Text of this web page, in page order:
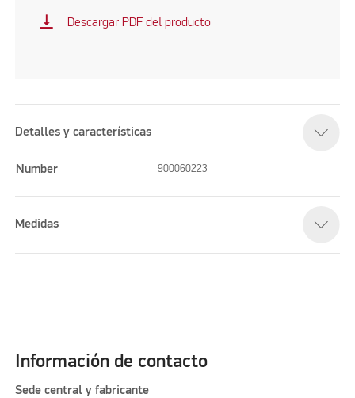
vertical_align_bottom Descargar PDF del producto
Detalles y características
Number 900060223
Medidas
Información de contacto
Sede central y fabricante